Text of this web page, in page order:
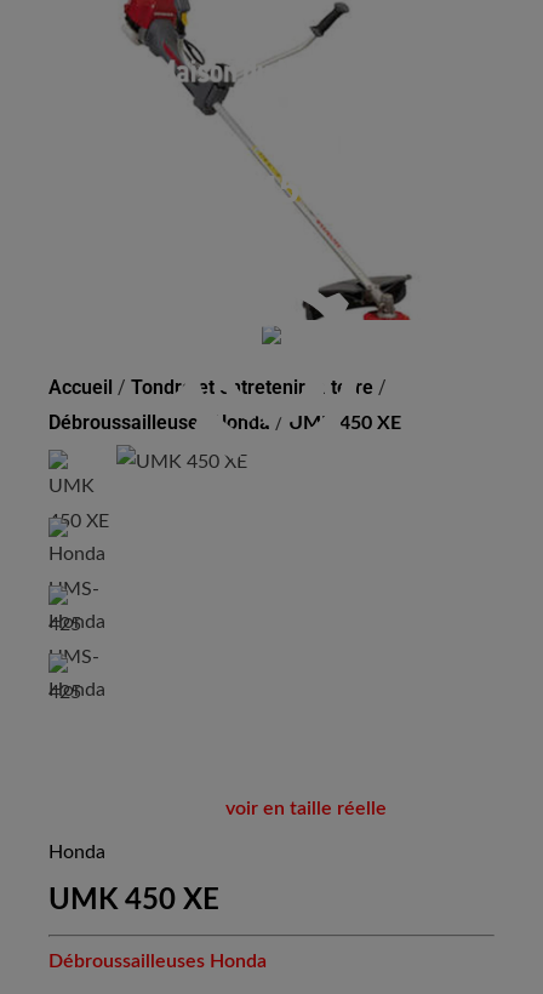
UMK 450 XE
Accueil / Tondre et entretenir la terre /
Débroussailleuses Honda / UMK 450 XE
voir en taille réelle
Honda
UMK 450 XE
Débroussailleuses Honda